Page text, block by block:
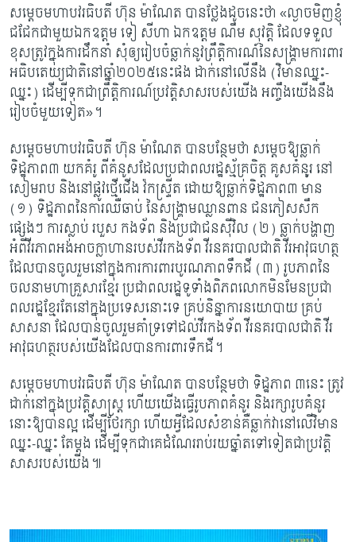
សម្តេចមហាបវរធិបតី ហ៊ុន ម៉ាណែត បានថ្លែងដូចនេះថា «ល្ងាចមិញខ្ញុំ
ជជែកជាមួយឯកឧត្តម ទៀ សីហា ឯកឧត្តម ណឹម សុវត្តិ ដែលទទួល
ខុសត្រូវក្នុងការដឹកនាំ សុំឲ្យរៀបចំឆ្លាក់នូវព្រឹត្តិការណ៍នៃសង្គ្រាមការពារ
អធិបតេយ្យជាតិនៅឆ្នាំ២០២៥នេះផង ដាក់នៅលើនឹង (វិមានឈ្នះ-
ឈ្នះ) ដើម្បីទុកជាព្រឹត្តិការណ៍ប្រវត្តិសាសរបស់យើង អញ្ចឹងយើងនឹង
រៀបចំមួយទៀត»។
សម្តេចមហាបវរធិបតី ហ៊ុន ម៉ាណែត បានបន្ថែមថា សម្តេចឱ្យឆ្លាក់
ទិដ្ឋភាព៣ យកគំរូ ពីគំនូសដែលប្រជាពលរដ្ឋស្ម័គ្រចិត្ត គូសគំនុូរ នៅ
សៀមរាប និងនៅផ្លូវថ្មើជើង វ៉កស្ទ្រីត ដោយឱ្យឆ្លាក់ទិដ្ឋភាព៣ មាន
(១) ទិដ្ឋភាពនៃការឈឺឆាប់ នៃសង្គ្រាមឈ្លានពាន ជនភៀសសឹក
ផ្សេងៗ ការស្លាប់ របួស កងទ័ព និងប្រជាជនស៊ីវិល (២) ឆ្លាក់បង្ហាញ
អំពីវីរភាពអង់អាចក្លាហានរបស់វីរកងទ័ព វីរនគរបាលជាតិ វីរអាវុធហត្ថ
ដែលបានចូលរួមនៅក្នុងការការពារបូរណភាពទឹកដី (៣) រូបភាពនៃ
ចលនាមហាគ្រួសារខ្មែរ ប្រជាពលរដ្ឋទូទាំងពិភពលោកមិនមែនប្រជា
ពលរដ្ឋខ្មែរតែនៅក្នុងប្រទេសនោះទេ គ្រប់និន្នាការនយោបាយ គ្រប់
សាសនា ដែលបានចូលរួមគាំទ្រទៅដល់វីរកងទ័ព វីរនគរបាលជាតិ វីរ
អាវុធហត្ថរបស់យើងដែលបានការពារទឹកដី។
សម្តេចមហាបវរធិបតី ហ៊ុន ម៉ាណែត បានបន្ថែមថា ទិដ្ឋភាព ៣នេះ ត្រូវ
ដាក់នៅក្នុងប្រវត្តិសាស្ត្រ ហើយយើងធ្វើរូបភាពគំនូរ និងរក្សារូបគំនូរ
នោះឱ្យបានល្អ ដើម្បីថែរក្សា ហើយអ្វីដែលសំខាន់គឺឆ្លាក់វានៅលើវិមាន
ឈ្នះ-ឈ្នះ តែម្ដង ដើម្បីទុកជាគេដំណែររាប់រយឆ្នាំតទៅទៀតជាប្រវត្តិ
សាសរបស់យើង៕